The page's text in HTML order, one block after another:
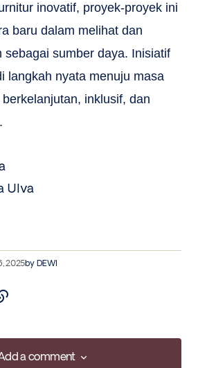
inovatif, proyek-proyek ini
baru dalam melihat dan
sebagai sumber daya. Inisiatif
langkah nyata menuju masa
inklusif, dan
Ulva
2025by DEWI
a comment